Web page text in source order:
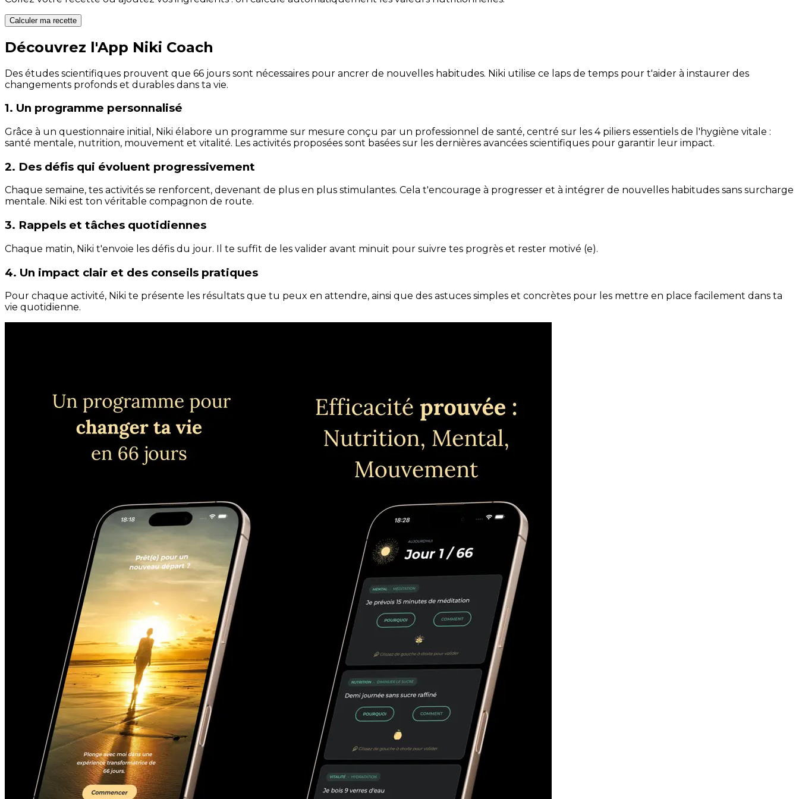
Calculer ma recette
Découvrez l'App Niki Coach
Des études scientifiques prouvent que 66 jours sont nécessaires pour ancrer de nouvelles habitudes. Niki utilise ce laps de temps pour t'aider à instaurer des
changements profonds et durables dans ta vie.
1. Un programme personnalisé
Grâce à un questionnaire initial, Niki élabore un programme sur mesure conçu par un professionnel de santé, centré sur les 4 piliers essentiels de l'hygiène vitale :
santé mentale, nutrition, mouvement et vitalité. Les activités proposées sont basées sur les dernières avancées scientifiques pour garantir leur impact.
2. Des défis qui évoluent progressivement
Chaque semaine, tes activités se renforcent, devenant de plus en plus stimulantes. Cela t'encourage à progresser et à intégrer de nouvelles habitudes sans surcharge
mentale. Niki est ton véritable compagnon de route.
3. Rappels et tâches quotidiennes
Chaque matin, Niki t'envoie les défis du jour. Il te suffit de les valider avant minuit pour suivre tes progrès et rester motivé (e).
4. Un impact clair et des conseils pratiques
Pour chaque activité, Niki te présente les résultats que tu peux en attendre, ainsi que des astuces simples et concrètes pour les mettre en place facilement dans ta
vie quotidienne.